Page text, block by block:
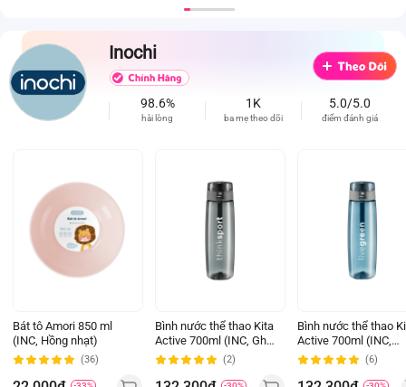
Inochi
98.6%
hài lòng
1K
ba mẹ theo dõi
5.0/5.0
điểm đánh giá
Bát tô Amori 850 ml
(INC, Hồng nhạt)
(36)
Bình nước thể thao Kita
Active 700ml (INC, Ghi
đậm)
(2)
Bình nước thể thao
Active 700ml (INC,
Xanh chàm) (6)